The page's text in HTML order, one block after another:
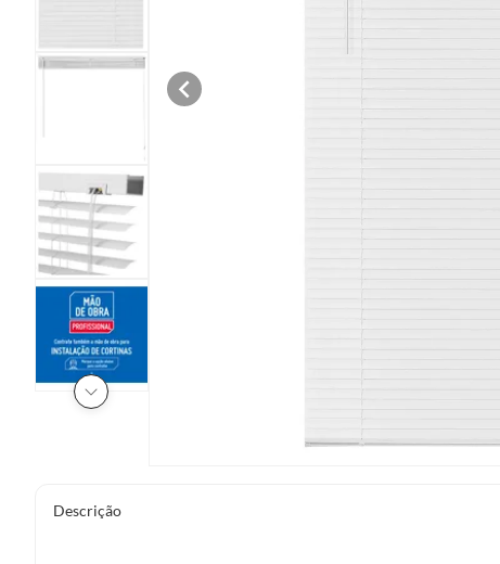
Descrição